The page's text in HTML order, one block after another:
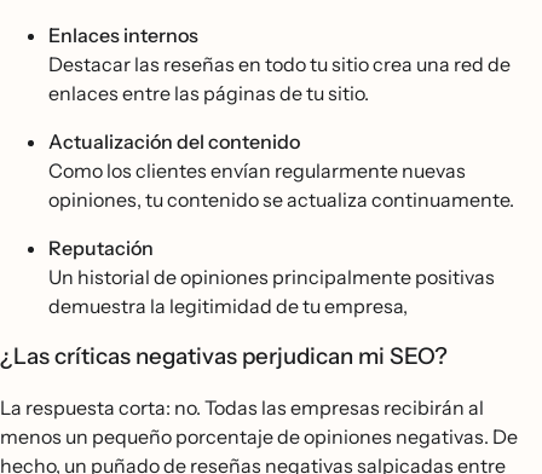
Enlaces internos
Destacar las reseñas en todo tu sitio crea una red de
enlaces entre las páginas de tu sitio.
Actualización del contenido
Como los clientes envían regularmente nuevas
opiniones, tu contenido se actualiza continuamente.
Reputación
Un historial de opiniones principalmente positivas
demuestra la legitimidad de tu empresa,
¿Las críticas negativas perjudican mi SEO?
La respuesta corta: no. Todas las empresas recibirán al
menos un pequeño porcentaje de opiniones negativas. De
hecho, un puñado de reseñas negativas salpicadas entre